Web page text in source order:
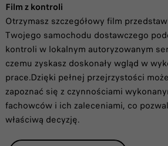
Film z kontroli
Otrzymasz szczegółowy film
Twojego samochodu dostawczego
kontroli w lokalnym autoryzowanym
czemu zyskasz doskonały wgląd w
prace.Dzięki pełnej przejrzystości
zapoznać się z czynnościami
fachowców i ich zaleceniami, co
właściwą decyzję.